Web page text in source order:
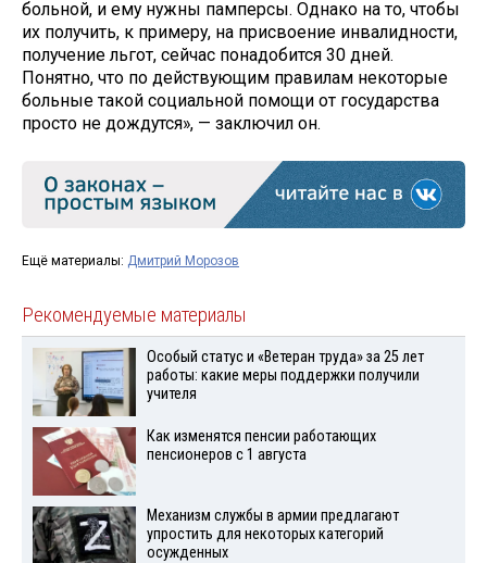
больной, и ему нужны памперсы. Однако на то, чтобы
их получить, к примеру, на присвоение инвалидности,
получение льгот, сейчас понадобится 30 дней.
Понятно, что по действующим правилам некоторые
больные такой социальной помощи от государства
просто не дождутся», — заключил он.
Ещё материалы: Дмитрий Морозов
Рекомендуемые материалы
Особый статус и «Ветеран труда» за 25 лет
работы: какие меры поддержки получили
учителя
Как изменятся пенсии работающих
пенсионеров с 1 августа
Механизм службы в армии предлагают
упростить для некоторых категорий
осужденных